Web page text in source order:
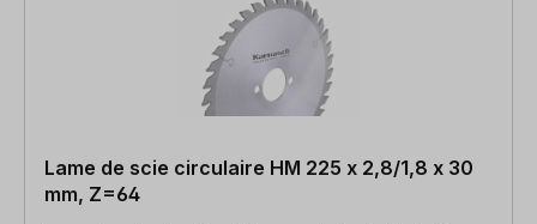
Lame de scie circulaire HM 225 x 2,8/1,8 x 30
mm, Z=64